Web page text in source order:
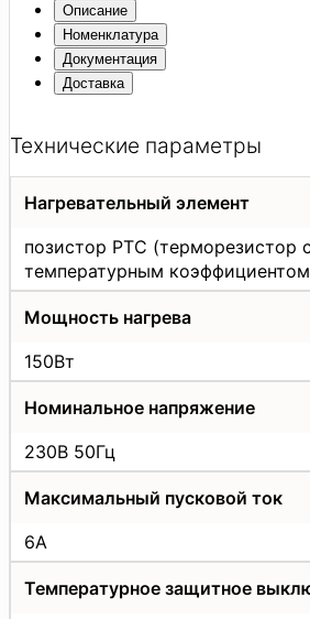
Описание
Номенклатура
Документация
Доставка
Технические параметры
Нагревательный элемент
позистор РТС (терморезистор
температурным
Мощность нагрева
150Вт
Номинальное напряжение
230В 50Гц
Максимальный пусковой ток
6А
Температурное защитное